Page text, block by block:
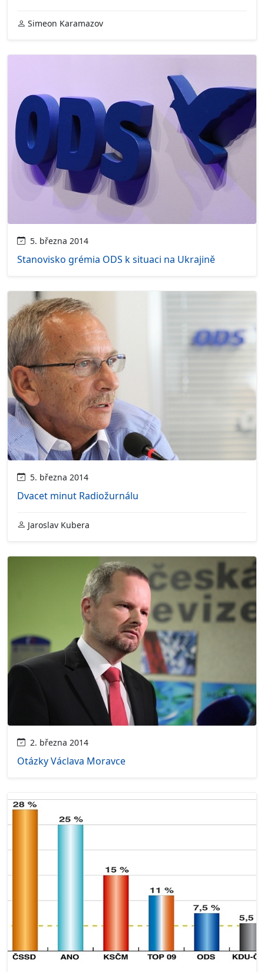
Simeon Karamazov
5. března 2014
Stanovisko grémia ODS k situaci na Ukrajině
5. března 2014
Dvacet minut Radiožurnálu
Jaroslav Kubera
2. března 2014
Otázky Václava Moravce